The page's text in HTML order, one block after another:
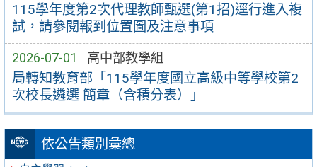
115學年度第2次代理教師甄選(第1招)逕行進入複
試，請參閱報到位置圖及注意事項
2026-07-01 高中部教學組
局轉知教育部「115學年度國立高級中等學校第2
次校長遴選 簡章（含積分表）」
依公告類別彙總